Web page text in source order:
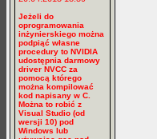
Jeżeli do
oprogramowania
inżynierskiego można
podpiąć własne
procedury to NVIDIA
udostępnia darmowy
driver NVCC za
pomocą którego
można kompilować
kod napisany w C.
Można to robić z
Visual Studio (od
wersji 10) pod
Windows lub